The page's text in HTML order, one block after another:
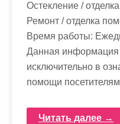
Остекление /
Ремонт / отделка
Время работы:
Данная информация
исключительно в
помощи
Читать далее →